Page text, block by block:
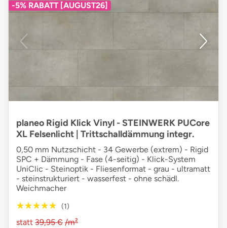
-5% RABATT [AUGUST26]
planeo Rigid Klick Vinyl - STEINWERK PUCore
XL Felsenlicht | Trittschalldämmung integr.
0,50 mm Nutzschicht - 34 Gewerbe (extrem) - Rigid
SPC + Dämmung - Fase (4-seitig) - Klick-System
UniClic - Steinoptik - Fliesenformat - grau - ultramatt
- steinstrukturiert - wasserfest - ohne schädl.
Weichmacher
★★★★★
★★★★★ (1)
statt 39,95 € /m²